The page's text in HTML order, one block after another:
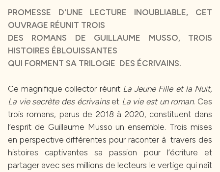
PROMESSE D'UNE LECTURE INOUBLIABLE, CET
OUVRAGE RÉUNIT TROIS
DES ROMANS DE GUILLAUME MUSSO, TROIS
HISTOIRES ÉBLOUISSANTES
QUI FORMENT SA TRILOGIE DES ÉCRIVAINS.
Ce magnifique collector réunit La Jeune Fille et la Nuit,
La vie secrète des écrivainset La vie est un roman. Ces
trois romans, parus de 2018 à 2020, constituent dans
l’esprit de Guillaume Musso un ensemble. Trois mises
en perspective différentes pour raconter à travers des
histoires captivantes sa passion pour l’écriture et
partager avec ses millions de lecteurs le vertige qui naît